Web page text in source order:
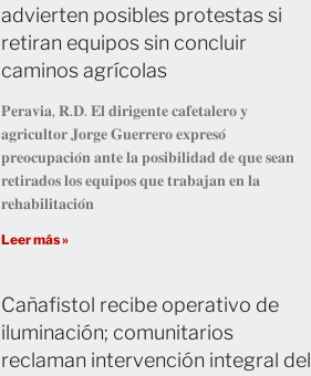
advierten posibles protestas si
retiran equipos sin concluir
caminos agrícolas
𝐏𝐞𝐫𝐚𝐯𝐢𝐚, 𝐑.𝐃. 𝐄𝐥 𝐝𝐢𝐫𝐢𝐠𝐞𝐧𝐭𝐞 𝐜𝐚𝐟𝐞𝐭𝐚𝐥𝐞𝐫𝐨 𝐲
𝐚𝐠𝐫𝐢𝐜𝐮𝐥𝐭𝐨𝐫 𝐉𝐨𝐫𝐠𝐞 𝐆𝐮𝐞𝐫𝐫𝐞𝐫𝐨 𝐞𝐱𝐩𝐫𝐞𝐬𝐨́
𝐩𝐫𝐞𝐨𝐜𝐮𝐩𝐚𝐜𝐢𝐨́𝐧 𝐚𝐧𝐭𝐞 𝐥𝐚 𝐩𝐨𝐬𝐢𝐛𝐢𝐥𝐢𝐝𝐚𝐝 𝐝𝐞 𝐪𝐮𝐞 𝐬𝐞𝐚𝐧
𝐫𝐞𝐭𝐢𝐫𝐚𝐝𝐨𝐬 𝐥𝐨𝐬 𝐞𝐪𝐮𝐢𝐩𝐨𝐬 𝐪𝐮𝐞 𝐭𝐫𝐚𝐛𝐚𝐣𝐚𝐧 𝐞𝐧 𝐥𝐚
𝐫𝐞𝐡𝐚𝐛𝐢𝐥𝐢𝐭𝐚𝐜𝐢𝐨́𝐧
Leer más »
Cañafistol recibe operativo de
iluminación; comunitarios
reclaman intervención integral del